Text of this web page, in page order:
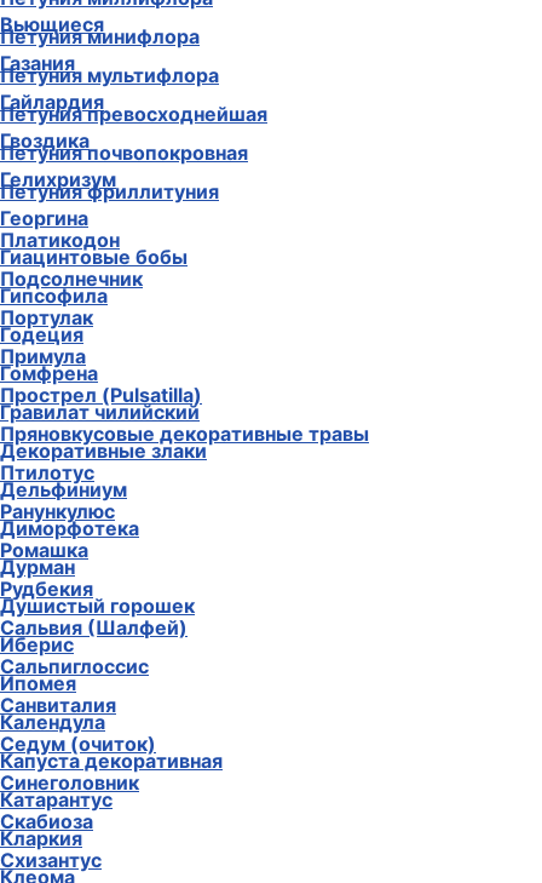
Петуния минифлора
Петуния мультифлора
Петуния превосходнейшая
Петуния почвопокровная
Петуния фриллитуния
Платикодон
Подсолнечник
Портулак
Примула
Прострел (Pulsatilla)
Пряновкусовые декоративные травы
Птилотус
Ранункулюс
Ромашка
Рудбекия
Сальвия (Шалфей)
Сальпиглоссис
Санвиталия
Седум (очиток)
Синеголовник
Скабиоза
Схизантус
Вьющиеся
Газания
Гайлардия
Гвоздика
Гелихризум
Георгина
Гиацинтовые бобы
Гипсофила
Годеция
Гомфрена
Гравилат чилийский
Декоративные злаки
Дельфиниум
Диморфотека
Дурман
Душистый горошек
Иберис
Ипомея
Календула
Капуста декоративная
Катарантус
Кларкия
Клеома